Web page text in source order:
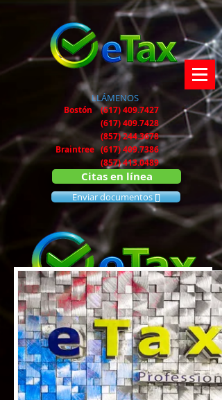
LLÁMENOS
Bostón
(617) 409.7427
(617) 409.7428
(857) 244.3678
Braintree (617) 409.7386
(857) 413.0489
Citas en línea
Enviar documentos []